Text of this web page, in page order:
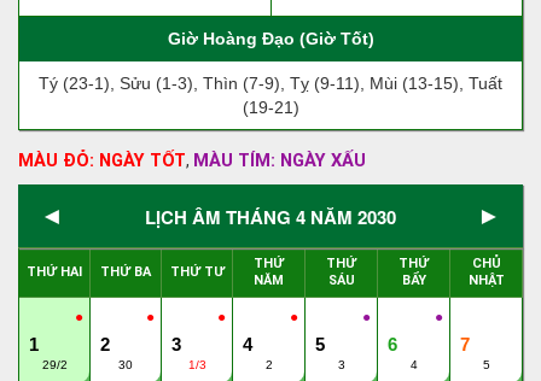
Giờ Hoàng Đạo (Giờ Tốt)
Tý (23-1), Sửu (1-3), Thìn (7-9), Tỵ (9-11), Mùi (13-15), Tuất
(19-21)
MÀU ĐỎ: NGÀY TỐT, MÀU TÍM: NGÀY XẤU
◄ LỊCH ÂM THÁNG 4 NĂM 2030 ►
THỨ HAI THỨ BA THỨ TƯ
THỨ
NĂM
THỨ
SÁU
THỨ
BẨY
CHỦ
NHẬT
●
1
29/2
●
2
30
●
3
1/3
●
4
2
●
5
3
●
6
4
7
5